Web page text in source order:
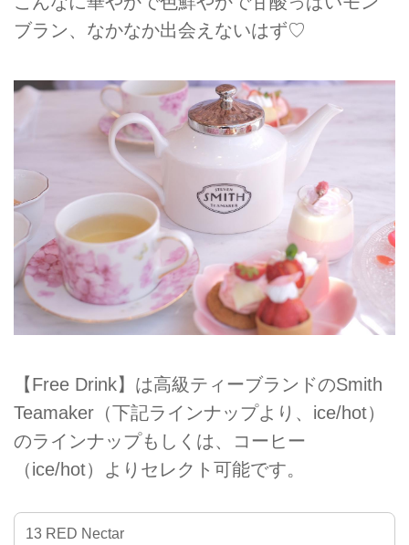
ブラン、なかなか出会えないはず♡
【Free Drink】は高級ティーブランドのSmith
Teamaker（下記ラインナップより、ice/hot）
のラインナップもしくは、コーヒー
（ice/hot）よりセレクト可能です。
13 RED Nectar